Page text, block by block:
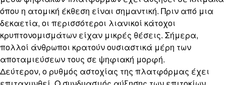
όπου η ατομική έκθεση είναι σημαντική. Πριν από μια
δεκαετία, οι περισσότεροι λιανικοί κάτοχοι
κρυπτονομισμάτων είχαν μικρές θέσεις. Σήμερα,
πολλοί άνθρωποι κρατούν ουσιαστικά μέρη των
αποταμιεύσεων τους σε ψηφιακή μορφή.
Δεύτερον, ο ρυθμός αστοχίας της πλατφόρμας έχει